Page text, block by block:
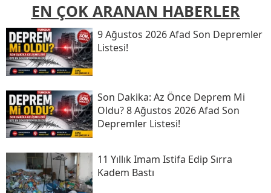
EN ÇOK ARANAN HABERLER
9 Ağustos 2026 Afad Son Depremler
Listesi!
Son Daki̇ka: Az Önce Deprem Mi
Oldu? 8 Ağustos 2026 Afad Son
Depremler Listesi!
11 Yıllık Imam Istifa Edip Sırra
Kadem Bastı